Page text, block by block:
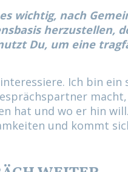
wichtig, nach
herzustellen,
Du, um eine
Ich bin ein
hat und wo er hin
und kommt